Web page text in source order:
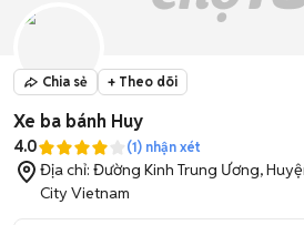
Chia sẻ + Theo dõi
Xe ba bánh Huy
4.0 (1) nhận xét
Địa chỉ: Đường Kinh Trung Ương,
City Vietnam